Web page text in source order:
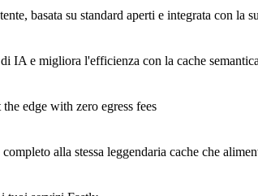
basata su standard aperti e integrata con la
IA e migliora l'efficienza con la cache semantica
edge with zero egress fees
alla stessa leggendaria cache che